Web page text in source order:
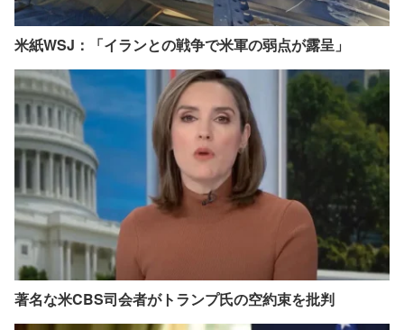
米紙WSJ：「イランとの戦争で米軍の弱点が露呈」
著名な米CBS司会者がトランプ氏の空約束を批判